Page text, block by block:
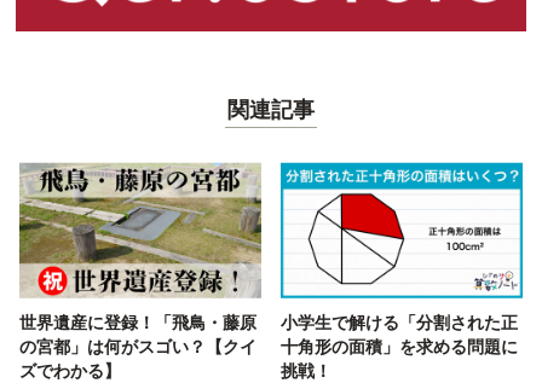
関連記事
世界遺産に登録！「飛鳥・藤原
の宮都」は何がスゴい？【クイ
ズでわかる】
小学生で解ける「分割された正
十角形の面積」を求める問題に
挑戦！